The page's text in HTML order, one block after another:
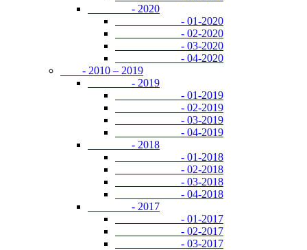
- 2020
- 01-2020
- 02-2020
- 03-2020
- 04-2020
- 2010 – 2019
- 2019
- 01-2019
- 02-2019
- 03-2019
- 04-2019
- 2018
- 01-2018
- 02-2018
- 03-2018
- 04-2018
- 2017
- 01-2017
- 02-2017
- 03-2017